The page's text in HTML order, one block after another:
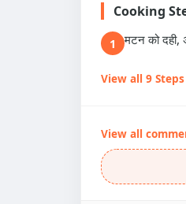
Cooking
1 मटन को
View all 9 Steps
View all